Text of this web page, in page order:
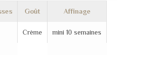
Goût
Crème
Affinage
mini 10 semaines